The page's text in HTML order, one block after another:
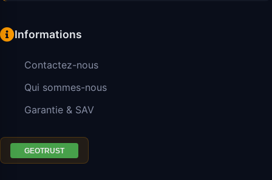
Informations
Contactez-nous
Qui sommes-nous
Garantie & SAV